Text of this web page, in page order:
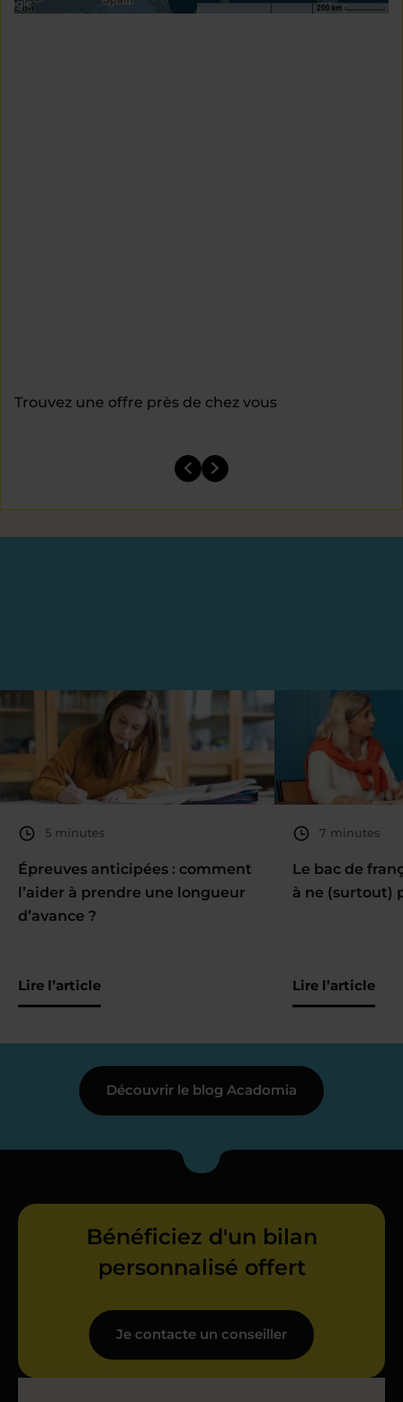
Trouvez une offre près de chez vous
5 minutes
Épreuves anticipées : comment
l’aider à prendre une longueur
d’avance ?
Lire l’article
7 minutes
Le bac de
à ne (surtout)
Lire l’article
Découvrir le blog Acadomia
Bénéficiez d'un bilan
personnalisé offert
Je contacte un conseiller